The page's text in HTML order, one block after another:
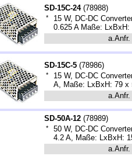
SD-15C-24(78988)
*
15 W, DC-DC
0.625 A Maße:
a.Anfr.
SD-15C-5 (78986)
*
15 W, DC-DC
A, Maße: LxBxH: 79 x
a.Anfr.
SD-50A-12 (78989)
*
50 W, DC-DC
4.2 A, Maße: LxBxH:
a.Anfr.